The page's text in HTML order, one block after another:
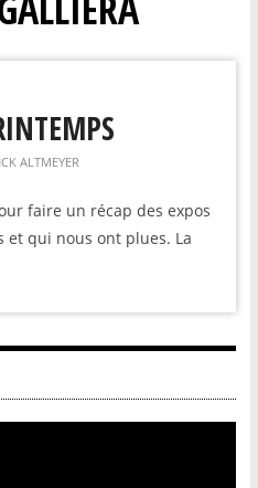
ALTMEYER
faire un récap des expos
et qui nous ont plues. La